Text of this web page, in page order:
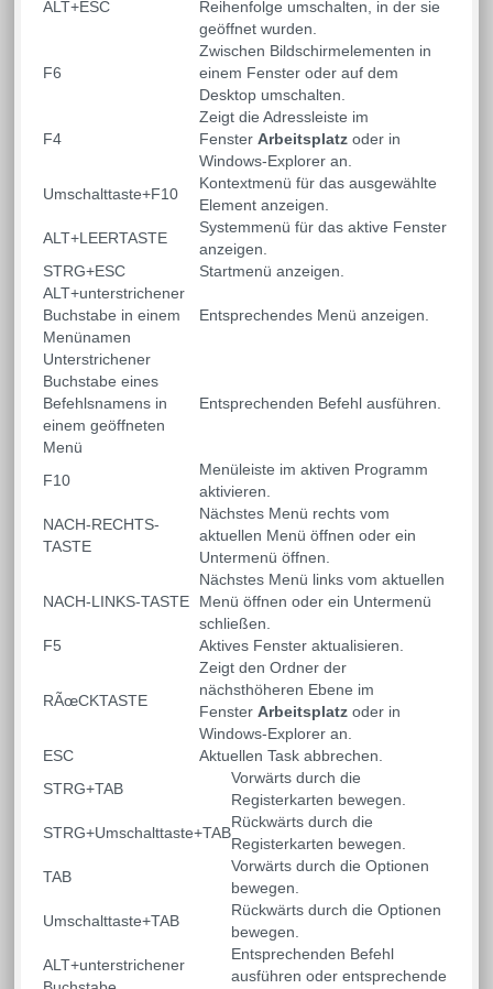
ALT+ESC
Reihenfolge umschalten, in der sie
geöffnet wurden.
F6
Zwischen Bildschirmelementen in
einem Fenster oder auf dem
Desktop umschalten.
F4
Zeigt die Adressleiste im
FensterArbeitsplatz oder in
Windows-Explorer an.
Umschalttaste+F10
Kontextmenü für das ausgewählte
Element anzeigen.
ALT+LEERTASTE
Systemmenü für das aktive Fenster
anzeigen.
STRG+ESC
Startmenü anzeigen.
ALT+unterstrichener
Buchstabe in einem
Menünamen
Entsprechendes Menü anzeigen.
Unterstrichener
Buchstabe eines
Befehlsnamens in
einem geöffneten
Menü
Entsprechenden Befehl ausführen.
F10
Menüleiste im aktiven Programm
aktivieren.
NACH-RECHTS-
TASTE
Nächstes Menü rechts vom
aktuellen Menü öffnen oder ein
Untermenü öffnen.
NACH-LINKS-TASTE
Nächstes Menü links vom aktuellen
Menü öffnen oder ein Untermenü
schließen.
F5
Aktives Fenster aktualisieren.
RÃœCKTASTE
Zeigt den Ordner der
nächsthöheren Ebene im
FensterArbeitsplatz oder in
Windows-Explorer an.
ESC
Aktuellen Task abbrechen.
STRG+TAB
Vorwärts durch die
Registerkarten bewegen.
STRG+Umschalttaste+TAB
Rückwärts durch die
Registerkarten bewegen.
TAB
Vorwärts durch die Optionen
bewegen.
Umschalttaste+TAB
Rückwärts durch die Optionen
bewegen.
ALT+unterstrichener
Entsprechenden Befehl
ausführen oder entsprechende